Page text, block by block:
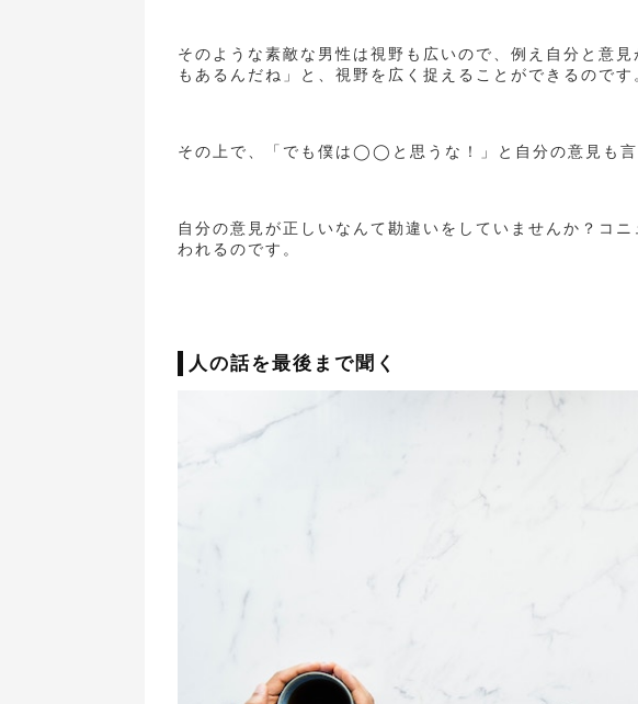
そのような素敵な男性は視野も広いので、例え自分と意
もあるんだね」と、視野を広く捉えることができるのです
その上で、「でも僕は◯◯と思うな！」と自分の意見も言
自分の意見が正しいなんて勘違いをしていませんか？コ
われるのです。
人の話を最後まで聞く